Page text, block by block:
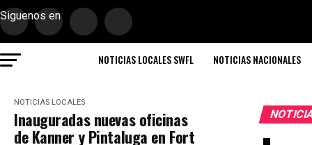
Siguenos en
NOTICIAS LOCALES SWFL NOTICIAS NACIONALES
NOTICIAS LOCALES
Inauguradas nuevas oficinas
de Kanner y Pintaluga en Fort